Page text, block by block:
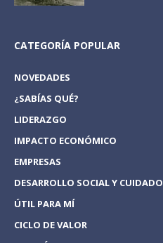
CATEGORÍA POPULAR
NOVEDADES
¿SABÍAS QUÉ?
LIDERAZGO
IMPACTO ECONÓMICO
EMPRESAS
DESARROLLO SOCIAL Y
ÚTIL PARA MÍ
CICLO DE VALOR